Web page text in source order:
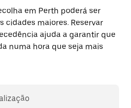
em Perth poderá ser
cidades maiores. Reservar
ajuda a garantir que
numa hora que seja mais